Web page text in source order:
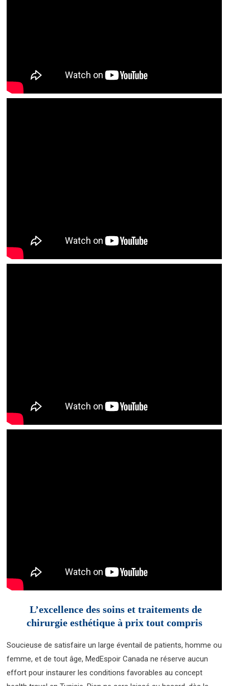
L’excellence des soins et traitements de
chirurgie esthétique à prix tout compris
Soucieuse de satisfaire un large éventail de patients, homme ou
femme, et de tout âge, MedEspoir Canada ne réserve aucun
effort pour instaurer les conditions favorables au concept